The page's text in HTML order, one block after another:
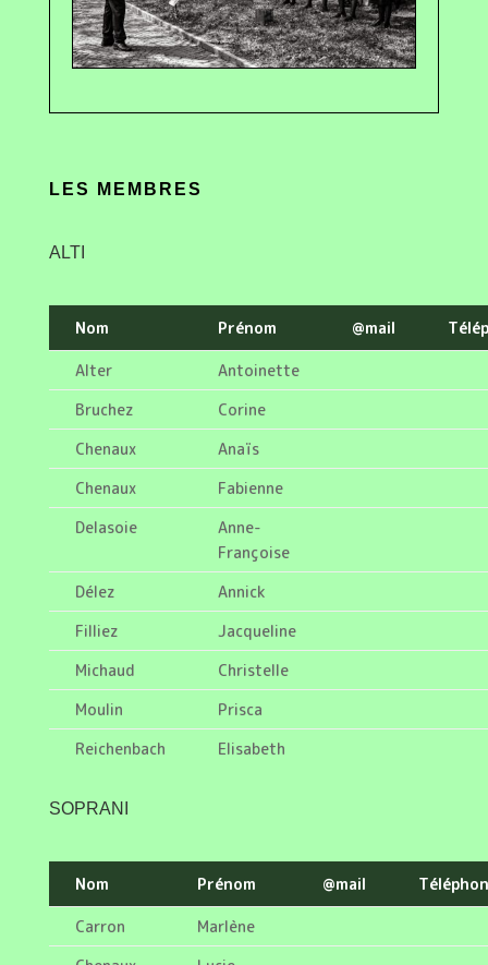
LES MEMBRES
ALTI
Nom Prénom @mail
Alter
Antoinette
Bruchez
Corine
Chenaux
Anaïs
Chenaux
Fabienne
Delasoie
Anne-
Françoise
Délez
Annick
Filliez
Jacqueline
Michaud
Christelle
Moulin
Prisca
Reichenbach
Elisabeth
SOPRANI
Nom Prénom @mail
Carron
Marlène